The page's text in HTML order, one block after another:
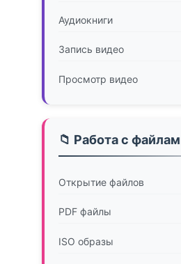
Аудиокниги
Запись видео
Просмотр видео
📁 Работа с
Открытие файлов
PDF файлы
ISO образы